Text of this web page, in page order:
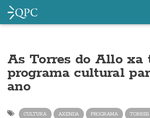
As Torres do Allo xa
programa cultural
ano
CULTURA AXENDA PROGRAMA